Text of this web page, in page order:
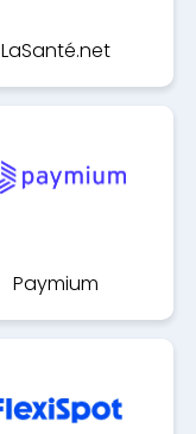
LaSanté.net
Paymium